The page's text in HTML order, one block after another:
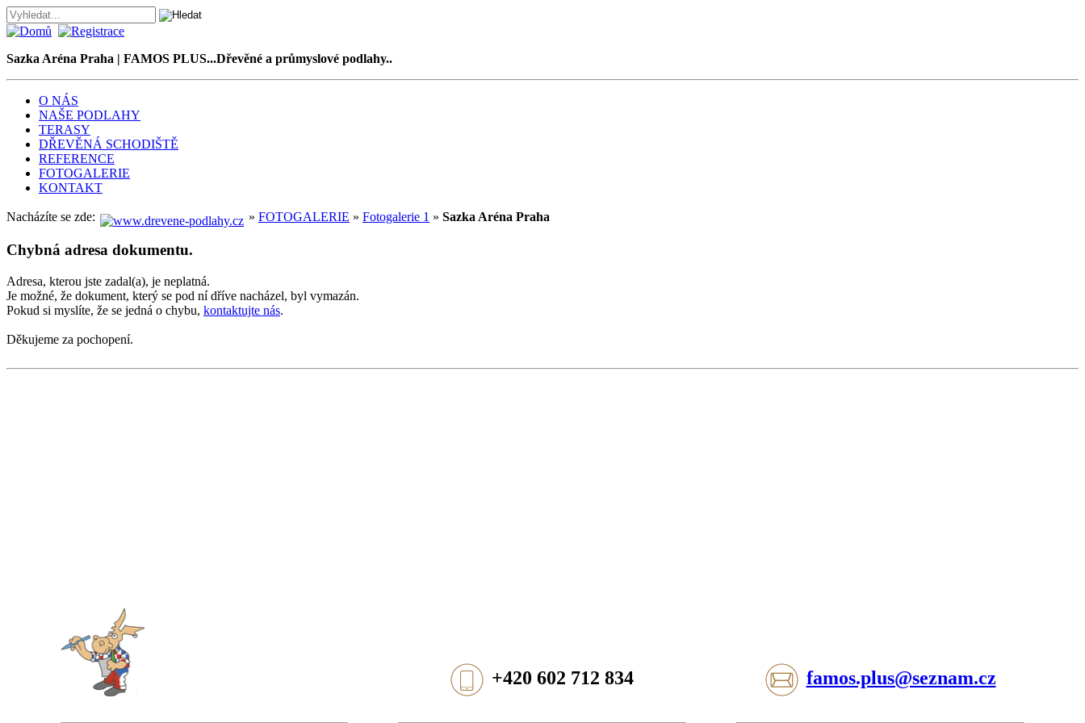
Sazka Aréna Praha | FAMOS PLUS...Dřevěné a průmyslové podlahy..
O NÁS
NAŠE PODLAHY
TERASY
DŘEVĚNÁ SCHODIŠTĚ
REFERENCE
FOTOGALERIE
KONTAKT
Nacházíte se zde: » FOTOGALERIE » Fotogalerie 1 » Sazka Aréna Praha
Chybná adresa dokumentu.
Adresa, kterou jste zadal(a), je neplatná.
Je možné, že dokument, který se pod ní dříve nacházel, byl vymazán.
Pokud si myslíte, že se jedná o chybu, kontaktujte nás.
Děkujeme za pochopení.
+420 602 712 834 famos.plus@seznam.cz